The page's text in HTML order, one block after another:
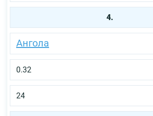
4.
Ангола
0.32
24